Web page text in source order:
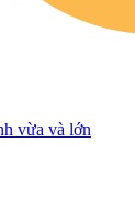
vừa và lớn